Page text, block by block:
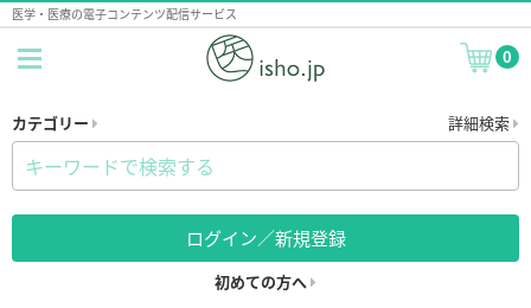
医学・医療の電子コンテンツ配信サービス
0
カテゴリー 詳細検索
ログイン／新規登録
初めての方へ